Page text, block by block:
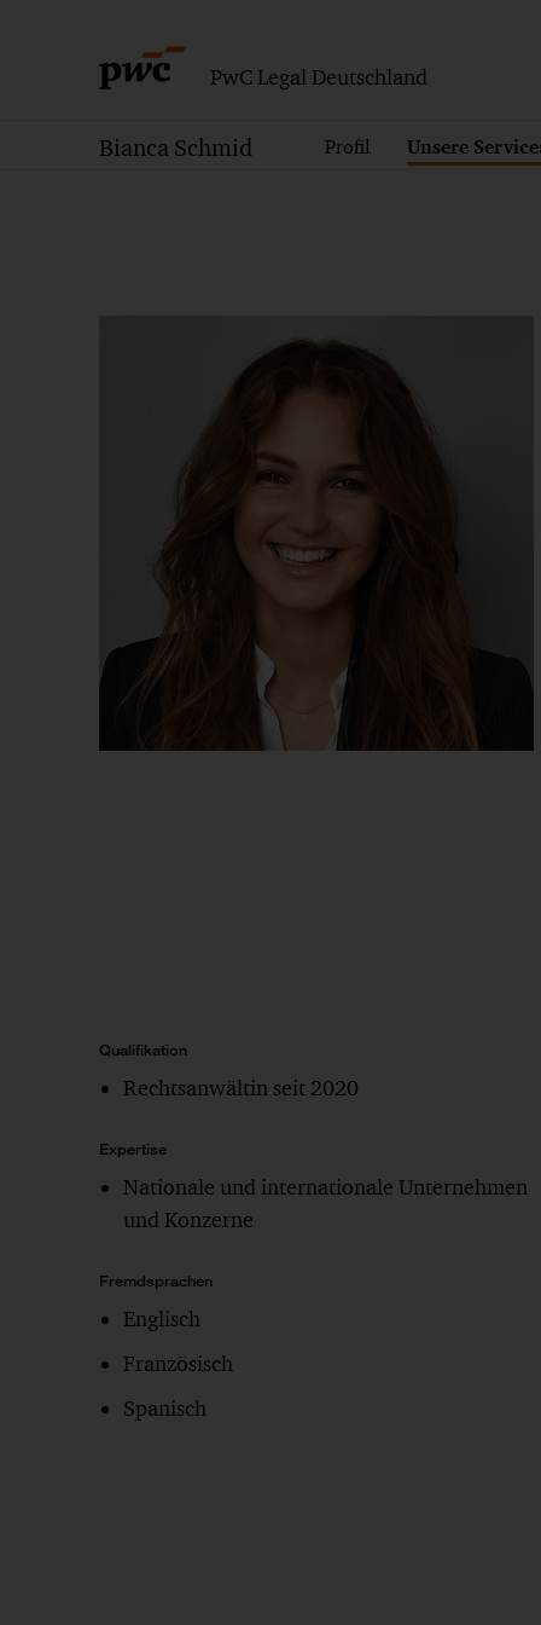
PwC Legal Deutschland
Bianca Schmid Profil Unsere
Qualifikation
Rechtsanwältin seit 2020
Expertise
Nationale und internationale Unternehmen
und Konzerne
Fremdsprachen
Englisch
Französisch
Spanisch